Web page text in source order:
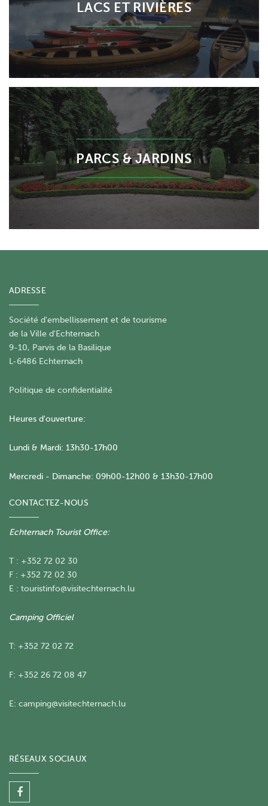
LACS ET RIVIÈRES
PARCS & JARDINS
ADRESSE
Société d'embellissement et de tourisme
​de la Ville d'Echternach
9-10, Parvis de la Basilique
L-6486 Echternach
Politique de confidentialité
Heures d'ouverture:
Lundi & Mardi: 13h30-17h00
Mercredi - Dimanche: 09h00-12h00 & 13h30-17h00
CONTACTEZ-NOUS
Echternach Tourist Office:
T : +352 72 02 30
F : +352 72 02 30
E : touristinfo@visitechternach.lu
Camping Officiel
T: +352 72 02 72
F: +352 26 72 08 47
E: camping@visitechternach.lu
RÉSEAUX SOCIAUX